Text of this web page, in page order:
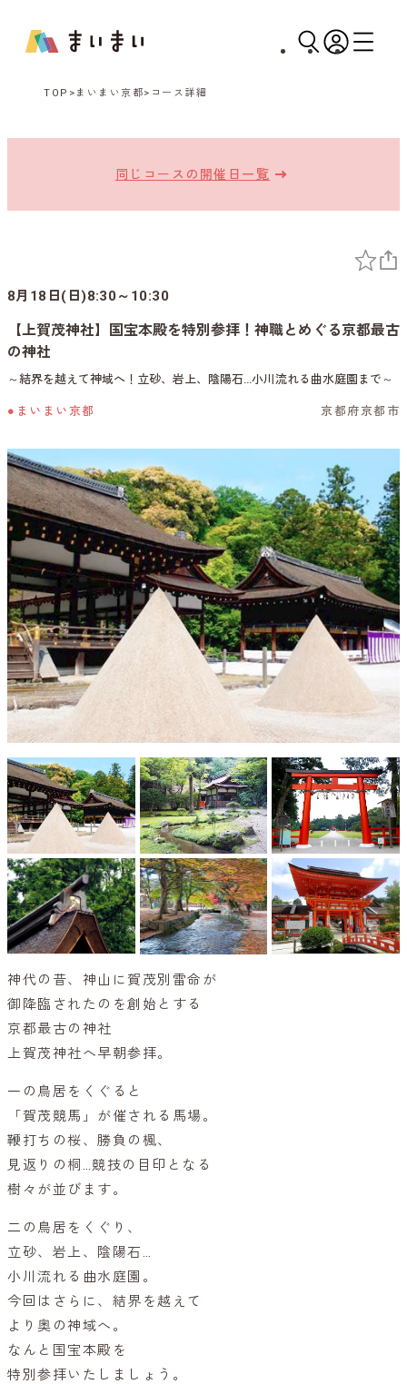
TOP まいまい京都 コース詳細
同じコースの開催日一覧
8月18日(日)8:30～10:30
【上賀茂神社】国宝本殿を特別参拝！神職とめぐる京都最古
の神社
～結界を越えて神域へ！立砂、岩上、陰陽石…小川流れる曲水庭園まで～
●まいまい京都 京都府京都市
神代の昔、神山に賀茂別雷命が
御降臨されたのを創始とする
京都最古の神社
上賀茂神社へ早朝参拝。
一の鳥居をくぐると
「賀茂競馬」が催される馬場。
鞭打ちの桜、勝負の楓、
見返りの桐…競技の目印となる
樹々が並びます。
二の鳥居をくぐり、
立砂、岩上、陰陽石…
小川流れる曲水庭園。
今回はさらに、結界を越えて
より奥の神域へ。
なんと国宝本殿を
特別参拝いたしましょう。